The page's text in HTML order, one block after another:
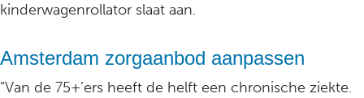
kinderwagenrollator slaat aan.
Amsterdam zorgaanbod aanpassen
“Van de 75+’ers heeft de helft een chronische ziekte.